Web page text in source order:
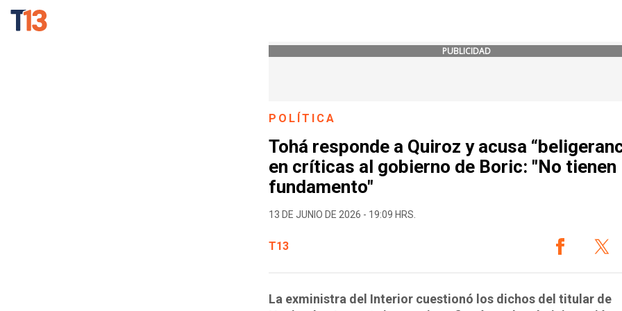
PUBLICIDAD
POLÍTICA
Tohá responde a Quiroz y acusa
en críticas al gobierno de Boric: "No tienen
fundamento"
13 DE JUNIO DE 2026 - 19:09 HRS.
T13
La exministra del Interior cuestionó los dichos del titular de